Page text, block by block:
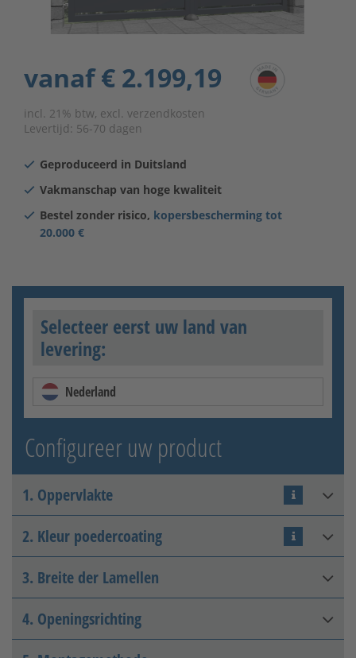
vanaf€ 2.199,19
incl. 21% btw, excl. verzendkosten
Levertijd: 56-70 dagen
Geproduceerd in Duitsland
Vakmanschap van hoge kwaliteit
Bestel zonder risico, kopersbescherming tot
20.000 €
Selecteer eerst uw land van
levering:
Nederland
Configureer uw product
1. Oppervlakte
Thermisch verzinkt + matte
kleurcoating
2. Kleur poedercoating
3. Breite der Lamellen
4. Openingsrichting